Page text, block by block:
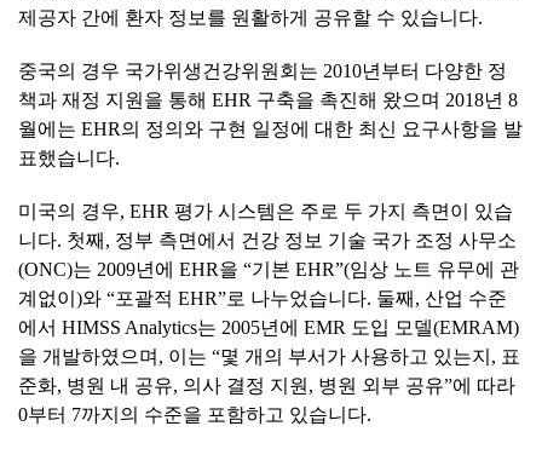
제공자 간에 환자 정보를 원활하게 공유할 수 있습니다.
중국의 경우 국가위생건강위원회는 2010년부터 다양한 정
책과 재정 지원을 통해 EHR 구축을 촉진해 왔으며 2018년 8
월에는 EHR의 정의와 구현 일정에 대한 최신 요구사항을 발
표했습니다.
미국의 경우, EHR 평가 시스템은 주로 두 가지 측면이 있습
니다. 첫째, 정부 측면에서 건강 정보 기술 국가 조정 사무소
(ONC)는 2009년에 EHR을 “기본 EHR”(임상 노트 유무에 관
계없이)와 “포괄적 EHR”로 나누었습니다. 둘째, 산업 수준
에서 HIMSS Analytics는 2005년에 EMR 도입 모델(EMRAM)
을 개발하였으며, 이는 “몇 개의 부서가 사용하고 있는지, 표
준화, 병원 내 공유, 의사 결정 지원, 병원 외부 공유”에 따라
0부터 7까지의 수준을 포함하고 있습니다.